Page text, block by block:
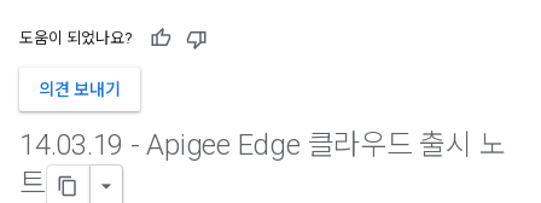
도움이 되었나요?
의견 보내기
14.03.19 - Apigee Edge 클라우드 출시 노
트